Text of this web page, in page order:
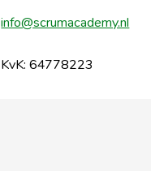
info@scrumacademy.nl
KvK: 64778223